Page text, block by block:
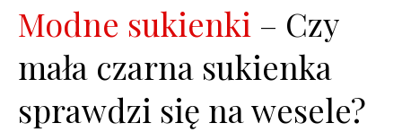
Modne sukienki – Czy
mała czarna sukienka
sprawdzi się na wesele?